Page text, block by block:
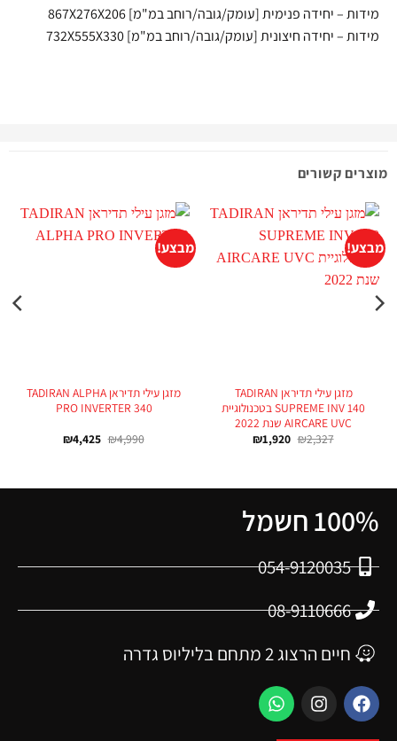
מידות – יחידה פנימית [עומק/גובה/רוחב במ"מ] 867X276X206
מידות – יחידה חיצונית [עומק/גובה/רוחב במ"מ] 732X555X330
מוצרים קשורים
מבצע!
מזגן עילי תדיראן TADIRAN
SUPREME INV 140 בטכנולוגיית
AIRCARE UVC שנת 2022
₪2,327
₪1,920
מבצע!
מזגן עילי תדיראן TADIRAN ALPHA
PRO INVERTER 340
₪4,990
₪4,425
100% חשמל
054-9120035
08-9110666
חיים הרצוג 2 מתחם בליליוס גדרה